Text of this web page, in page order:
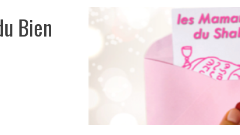
Bien